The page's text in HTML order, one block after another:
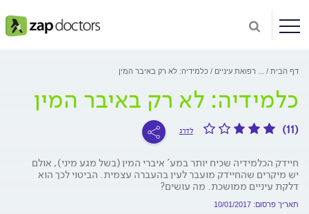
דף הבית רפואת עיניים כלמידיה: לא רק באיבר המין
כלמידיה: לא רק באיבר המין
(11) לדרג
חיידק הכלמידיה שכיח יותר במע' איברי המין (בשל מגע מיני), אולם
יש מיקרים שהחיידק מועבר לעין בהעברה עצמית. הביטוי לכך הוא
דלקת עיניים ממושכת. מה עושים?
תאריך פרסום: 10/01/2017